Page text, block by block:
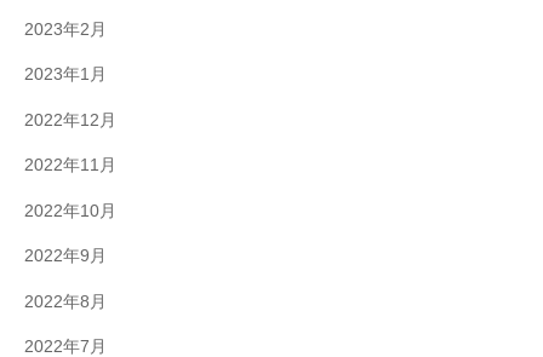
2023年2月
2023年1月
2022年12月
2022年11月
2022年10月
2022年9月
2022年8月
2022年7月